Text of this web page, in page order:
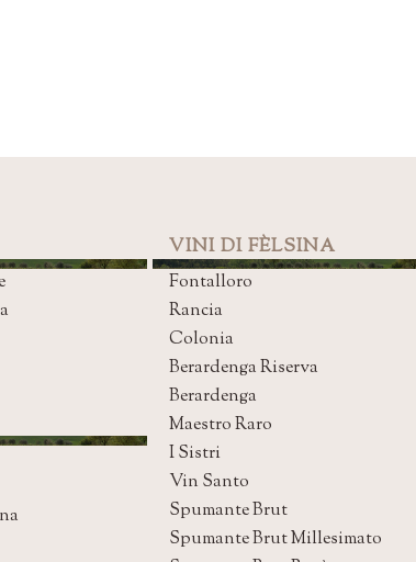
VINI DI FÈLSINA
Fontalloro
Rancia
Colonia
Berardenga Riserva
Berardenga
Maestro Raro
I Sistri
Vin Santo
Spumante Brut
Spumante Brut Millesimato